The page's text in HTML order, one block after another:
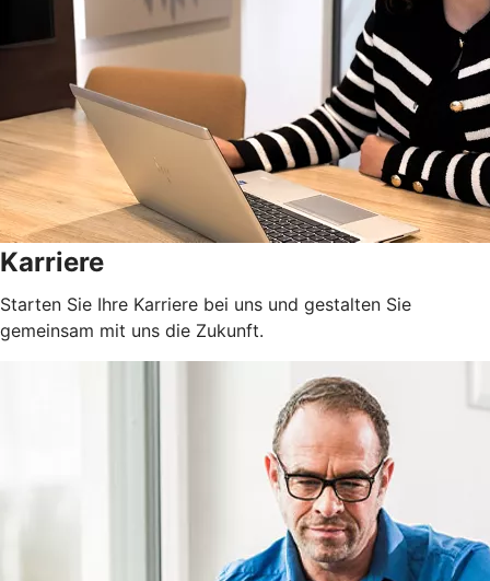
Karriere
Starten Sie Ihre Karriere bei uns und gestalten Sie
gemeinsam mit uns die Zukunft.